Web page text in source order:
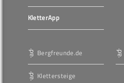
KletterApp
Bergfreunde.de
Klettersteige